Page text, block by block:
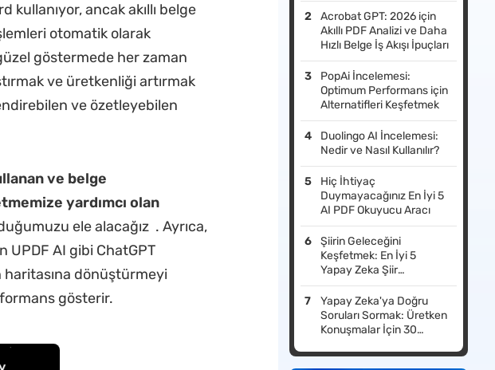
kullanıyor, ancak akıllı belge
otomatik olarak
göstermede her zaman
ve üretkenliği artırmak
ve özetleyebilen
ve belge
yardımcı olan
ele alacağız . Ayrıca,
UPDF AI gibi ChatGPT
dönüştürmeyi
gösterir.
Acrobat GPT: 2026 için
Akıllı PDF Analizi ve Daha
Hızlı Belge İş Akışı İpuçları
PopAi İncelemesi:
Optimum Performans için
Alternatifleri Keşfetmek
Duolingo AI İncelemesi:
Nedir ve Nasıl Kullanılır?
Hiç İhtiyaç
Duymayacağınız En İyi 5
AI PDF Okuyucu Aracı
Şiirin Geleceğini
Keşfetmek: En İyi 5
Yapay Zeka Şiir
Oluşturucu
Yapay Zeka'ya Doğru
Soruları Sormak: Üretken
Konuşmalar İçin 30